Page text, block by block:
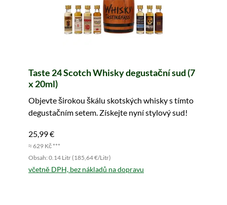
Taste 24 Scotch Whisky degustační sud (7
x 20ml)
Objevte širokou škálu skotských whisky s tímto
degustačním setem. Získejte nyní stylový sud!
25,99 €
≈ 629 Kč ***
Obsah: 0.14 Litr (185,64 €/Litr)
včetně DPH, bez nákladů na dopravu